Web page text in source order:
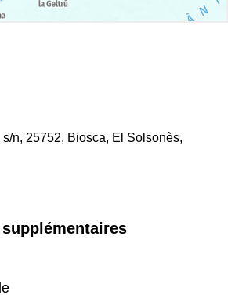
n, 25752, Biosca, El Solsonès,